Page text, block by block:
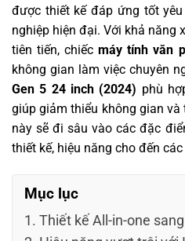
được thiết kế đáp ứng tốt
nghiệp hiện đại. Với khả năng
tiên tiến, chiếcmáy tính văn
không gian làm việc chuyên
Gen 5 24 inch (2024) phù
giúp giảm thiểu không gian
này sẽ đi sâu vào các đặc
thiết kế, hiệu năng cho đến
Mục lục
Thiết kế All-in-one